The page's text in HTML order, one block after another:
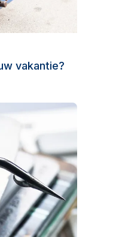
vakantie?